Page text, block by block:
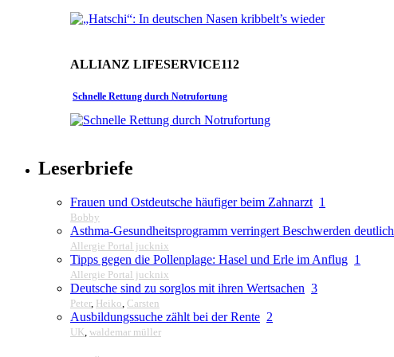
ALLIANZ LIFESERVICE112
Schnelle Rettung durch Notrufortung
Leserbriefe
Frauen und Ostdeutsche häufiger beim Zahnarzt 1
Bobby
Asthma-Gesundheitsprogramm verringert Beschwerden deutlich
Allergie Portal jucknix
Tipps gegen die Pollenplage: Hasel und Erle im Anflug 1
Allergie Portal jucknix
Deutsche sind zu sorglos mit ihren Wertsachen 3
Peter, Heiko, Carsten
Ausbildungssuche zählt bei der Rente 2
UK, waldemar müller